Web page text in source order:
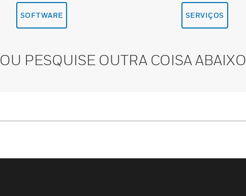
SOFTWARE SERVIÇOS
OU PESQUISE OUTRA COISA ABAIXO